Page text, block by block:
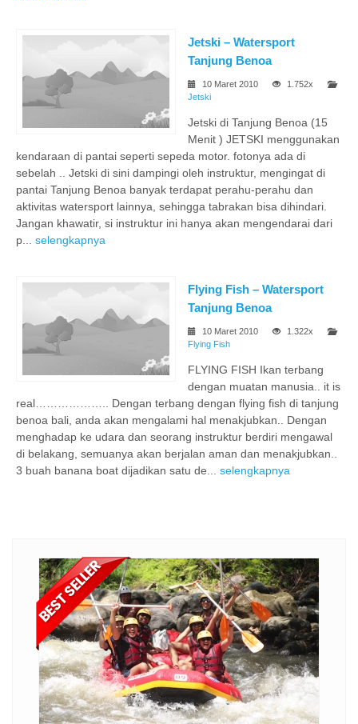
Jetski – Watersport
Tanjung Benoa
10 Maret 2010
1.752x
Jetski
Jetski di Tanjung Benoa (15
Menit ) JETSKI menggunakan
kendaraan di pantai seperti sepeda motor. fotonya ada di
sebelah .. Jetski di sini dampingi oleh instruktur, mengingat di
pantai Tanjung Benoa banyak terdapat perahu-perahu dan
aktivitas watersport lainnya, sehingga tabrakan bisa dihindari.
Jangan khawatir, si instruktur ini hanya akan mengendarai dari
p... selengkapnya
Flying Fish – Watersport
Tanjung Benoa
10 Maret 2010
1.322x
Flying Fish
FLYING FISH Ikan terbang
dengan muatan manusia.. it is
real……………….. Dengan terbang dengan flying fish di tanjung
benoa bali, anda akan mengalami hal menakjubkan.. Dengan
menghadap ke udara dan seorang instruktur berdiri mengawal
di belakang, semuanya akan berjalan aman dan menakjubkan..
3 buah banana boat dijadikan satu de... selengkapnya